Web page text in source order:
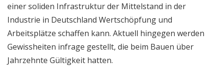
einer soliden Infrastruktur der Mittelstand in der
Industrie in Deutschland Wertschöpfung und
Arbeitsplätze schaffen kann. Aktuell hingegen werden
Gewissheiten infrage gestellt, die beim Bauen über
Jahrzehnte Gültigkeit hatten.